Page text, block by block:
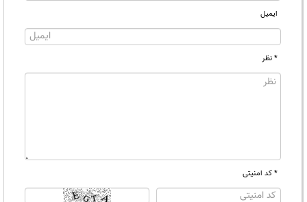
ایمیل
* نظر
* کد امنیتی